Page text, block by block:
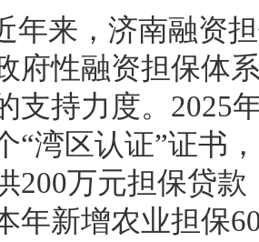
年来，济南融资
府性融资担保体
支持力度。2025
“湾区认证”证书
200万元担保贷
年新增农业担保